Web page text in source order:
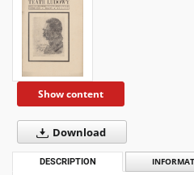
Show content
Download
DESCRIPTION